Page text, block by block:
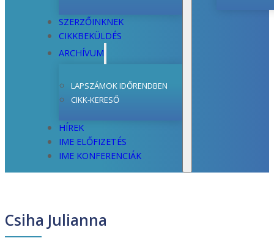
SZERZŐINKNEK
CIKKBEKÜLDÉS
ARCHÍVUM
LAPSZÁMOK IDŐRENDBEN
CIKK-KERESŐ
HÍREK
IME ELŐFIZETÉS
IME KONFERENCIÁK
Csiha Julianna